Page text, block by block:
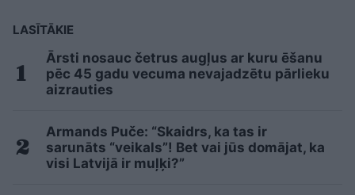
LASĪTĀKIE
Ārsti nosauc četrus augļus ar kuru ēšanu
pēc 45 gadu vecuma nevajadzētu pārlieku
aizrauties
Armands Puče: “Skaidrs, ka tas ir
sarunāts “veikals”! Bet vai jūs domājat, ka
visi Latvijā ir muļķi?”